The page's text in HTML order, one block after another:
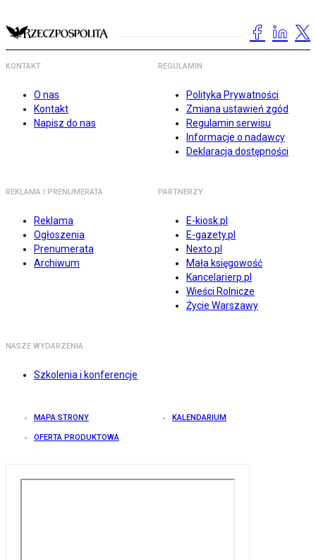
KONTAKT
O nas
Kontakt
Napisz do nas
REGULAMIN
Polityka Prywatności
Zmiana ustawień zgód
Regulamin serwisu
Informacje o nadawcy
Deklaracja dostępności
REKLAMA I PRENUMERATA
Reklama
Ogłoszenia
Prenumerata
Archiwum
PARTNERZY
E-kiosk.pl
E-gazety.pl
Nexto.pl
Mała księgowość
Kancelarierp.pl
Wieści Rolnicze
Życie Warszawy
NASZE WYDARZENIA
Szkolenia i konferencje
MAPA STRONY KALENDARIUM
OFERTA PRODUKTOWA